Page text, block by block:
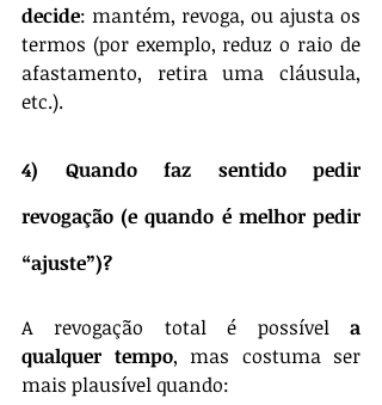
decide: mantém, revoga, ou ajusta os
termos (por exemplo, reduz o raio de
afastamento, retira uma cláusula,
etc.).
4) Quando faz sentido pedir
revogação (e quando é melhor pedir
“ajuste”)?
A revogação total é possível a
qualquer tempo, mas costuma ser
mais plausível quando: